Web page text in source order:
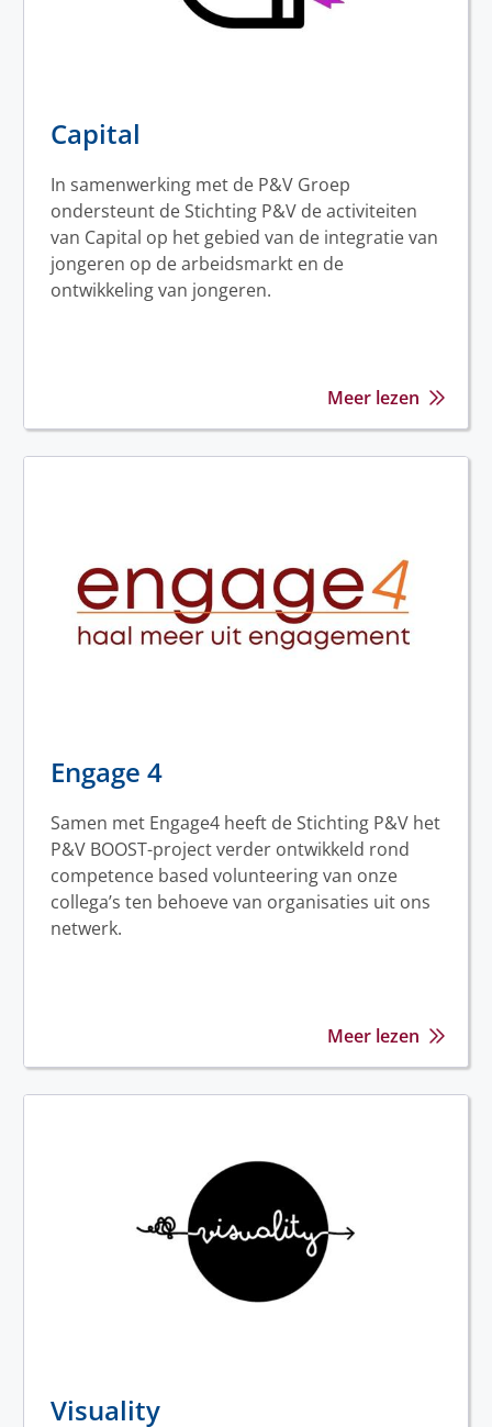
Capital
In samenwerking met de P&V Groep
ondersteunt de Stichting P&V de activiteiten
van Capital op het gebied van de integratie van
jongeren op de arbeidsmarkt en de
ontwikkeling van jongeren.
Meer lezen
Engage 4
Samen met Engage4 heeft de Stichting P&V het
P&V BOOST-project verder ontwikkeld rond
competence based volunteering van onze
collega’s ten behoeve van organisaties uit ons
netwerk.
Meer lezen
Visuality